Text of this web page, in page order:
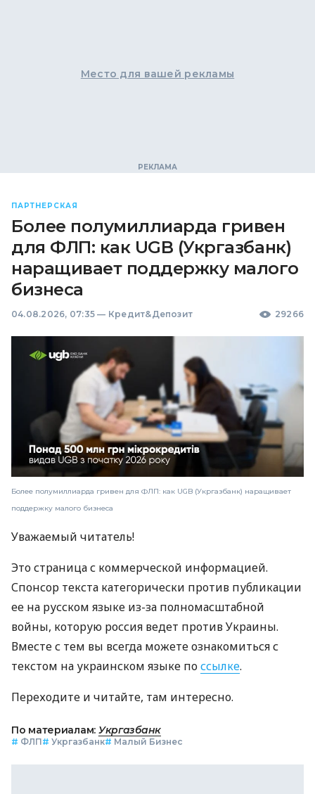
Место для вашей рекламы
ПАРТНЕРСКАЯ
Более полумиллиарда гривен
для ФЛП: как UGB (Укргазбанк)
наращивает поддержку малого
бизнеса
04.08.2026, 07:35 — Кредит&Депозит 29266
Более полумиллиарда гривен для ФЛП: как UGB (Укргазбанк) наращивает
поддержку малого бизнеса
Уважаемый читатель!
Это страница с коммерческой информацией.
Спонсор текста категорически против публикации
ее на русском языке из-за полномасштабной
войны, которую россия ведет против Украины.
Вместе с тем вы всегда можете ознакомиться с
текстом на украинском языке поссылке.
Переходите и читайте, там интересно.
По материалам: Укргазбанк
# ФЛП# Укргазбанк# Малый Бизнес